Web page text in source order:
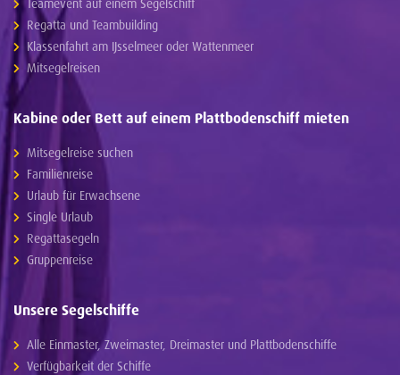
Teamevent auf einem Segelschiff
Regatta und Teambuilding
Klassenfahrt am IJsselmeer oder Wattenmeer
Mitsegelreisen
Kabine oder Bett auf einem Plattbodenschiff mieten
Mitsegelreise suchen
Familienreise
Urlaub für Erwachsene
Single Urlaub
Regattasegeln
Gruppenreise
Unsere Segelschiffe
Alle Einmaster, Zweimaster, Dreimaster und Plattbodenschiffe
Verfügbarkeit der Schiffe